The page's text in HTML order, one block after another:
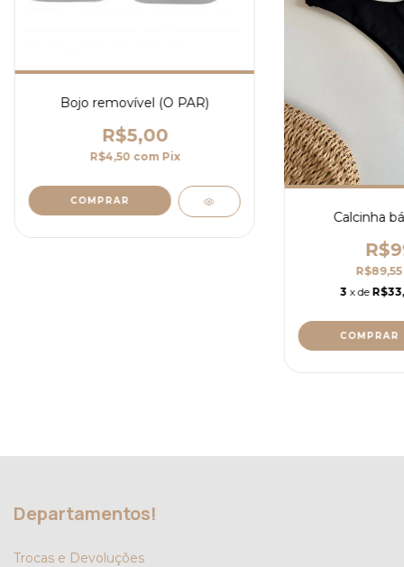
Bojo removível (O PAR)
R$5,00
R$4,50 com Pix
Calcinha
R$89,55
3 x de
COMPRAR
Departamentos!
Trocas e Devoluções